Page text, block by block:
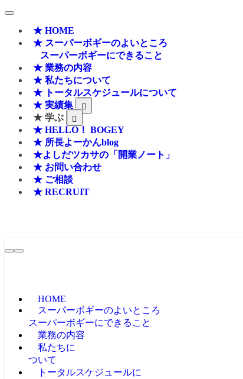
★ HOME
★ スーパーボギーのよいところ
スーパーボギーにできること
★ 業務の内容
★ 私たちについて
★ トータルスケジュールについて
★ 実績集
★ 学ぶ
★ HELLO！ BOGEY
★ 所長よーかんblog
★よしだツカサの「開業ノート」
★ お問い合わせ
★ ご相談
★ RECRUIT
HOME
スーパーボギーのよいところ
スーパーボギーにできること
業務の内容
私たちに
ついて
トータルスケジュールに